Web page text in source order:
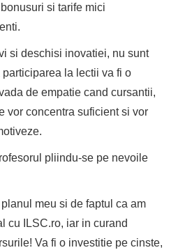
si tarife mici
si deschisi inovatiei, nu sunt
la lectii va fi o
de empatie cand cursantii,
vor concentra suficient si vor
pliindu-se pe nevoile
meu si de faptul ca am
cu ILSC.ro, iar in curand
Va fi o investitie pe cinste,